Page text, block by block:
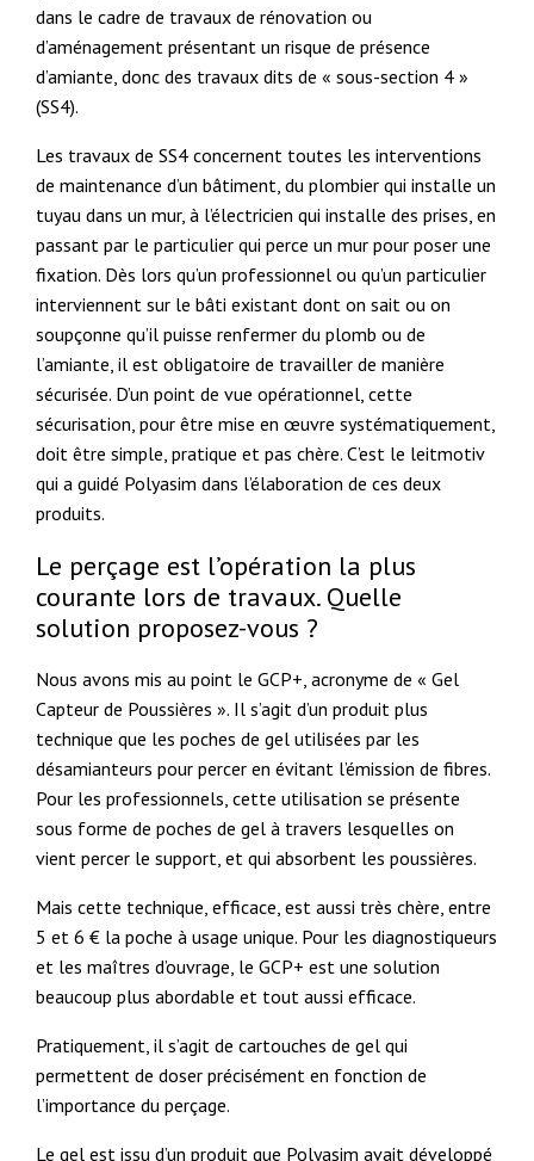
dans le cadre de travaux de rénovation ou
d’aménagement présentant un risque de présence
d’amiante, donc des travaux dits de « sous-section 4 »
(SS4).
Les travaux de SS4 concernent toutes les interventions
de maintenance d’un bâtiment, du plombier qui installe un
tuyau dans un mur, à l’électricien qui installe des prises, en
passant par le particulier qui perce un mur pour poser une
fixation. Dès lors qu’un professionnel ou qu’un particulier
interviennent sur le bâti existant dont on sait ou on
soupçonne qu’il puisse renfermer du plomb ou de
l’amiante, il est obligatoire de travailler de manière
sécurisée. D’un point de vue opérationnel, cette
sécurisation, pour être mise en œuvre systématiquement,
doit être simple, pratique et pas chère. C’est le leitmotiv
qui a guidé Polyasim dans l’élaboration de ces deux
produits.
Le perçage est l’opération la plus
courante lors de travaux. Quelle
solution proposez-vous ?
Nous avons mis au point le GCP+, acronyme de « Gel
Capteur de Poussières ». Il s’agit d’un produit plus
technique que les poches de gel utilisées par les
désamianteurs pour percer en évitant l’émission de fibres.
Pour les professionnels, cette utilisation se présente
sous forme de poches de gel à travers lesquelles on
vient percer le support, et qui absorbent les poussières.
Mais cette technique, efficace, est aussi très chère, entre
5 et 6 € la poche à usage unique. Pour les diagnostiqueurs
et les maîtres d’ouvrage, le GCP+ est une solution
beaucoup plus abordable et tout aussi efficace.
Pratiquement, il s’agit de cartouches de gel qui
permettent de doser précisément en fonction de
l’importance du perçage.
Le gel est issu d’un produit que Polyasim avait développé